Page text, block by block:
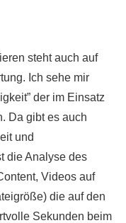
steht auch auf
Ich sehe mir
der im Einsatz
Da gibt es auch
und
die Analyse des
Videos auf
die auf den
Sekunden beim